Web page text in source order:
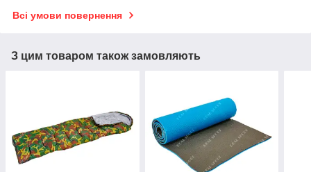
Всі умови повернення
З цим товаром також замовляють